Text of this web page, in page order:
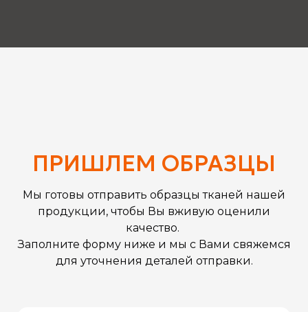
ПРИШЛЕМ ОБРАЗЦЫ
Мы готовы отправить образцы тканей нашей
продукции, чтобы Вы вживую оценили
качество.
Заполните форму ниже и мы с Вами свяжемся
для уточнения деталей отправки.